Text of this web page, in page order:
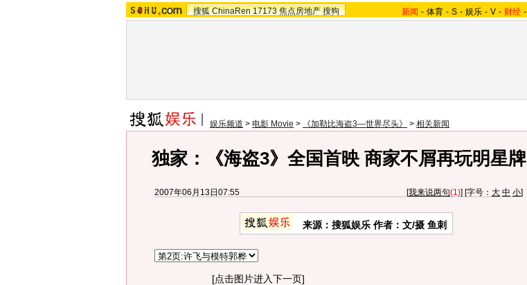
搜狐 ChinaRen 17173 焦点房地产 搜狗 新闻 - 体育 - S - 娱乐 - V - 财经 -
娱乐频道 > 电影 Movie > 《加勒比海盗3—世界尽头》 > 相关新闻
独家：《海盗3》全国首映 商家不屑再玩明星牌
2007年06月13日07:55 [我来说两句(1)] [字号： 大 中 小]
来源：搜狐娱乐 作者：文/摄 鱼刺
[点击图片进入下一页]